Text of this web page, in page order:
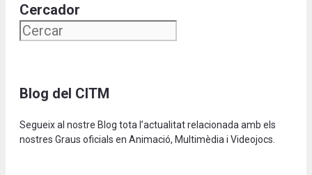
Cercador
Blog del CITM
Segueix al nostre Blog tota l’actualitat relacionada amb els
nostres Graus oficials en Animació, Multimèdia i Videojocs.